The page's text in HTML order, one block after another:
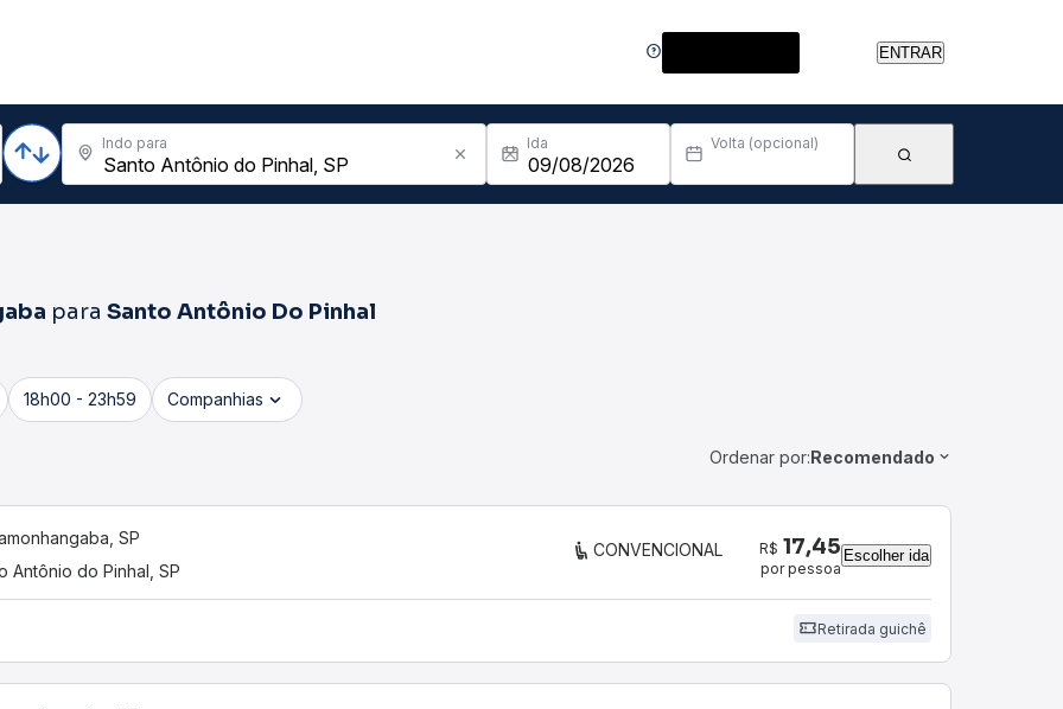
ENTRAR
Indo para Ida Volta (opcional)
para Santo Antônio Do Pinhal
18h00 - 23h59 Companhias
Ordenar por:Recomendado
SP
Antônio do Pinhal, SP
CONVENCIONAL R$ 17,45
por pessoa
Escolher ida
Retirada guichê